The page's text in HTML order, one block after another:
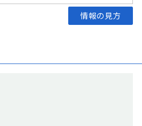
情報の見方